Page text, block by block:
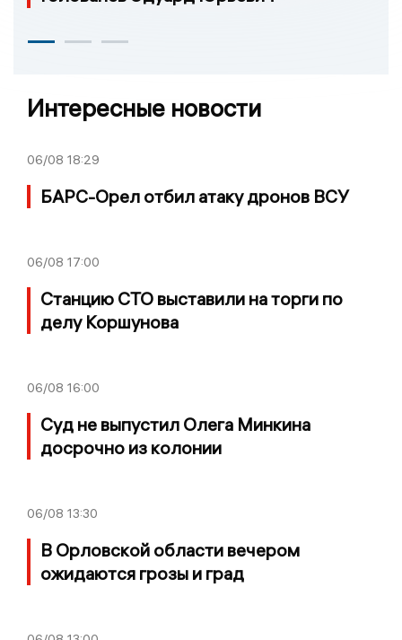
Интересные новости
06/08 18:29
БАРС-Орел отбил атаку дронов ВСУ
06/08 17:00
Станцию СТО выставили на торги по
делу Коршунова
06/08 16:00
Суд не выпустил Олега Минкина
досрочно из колонии
06/08 13:30
В Орловской области вечером
ожидаются грозы и град